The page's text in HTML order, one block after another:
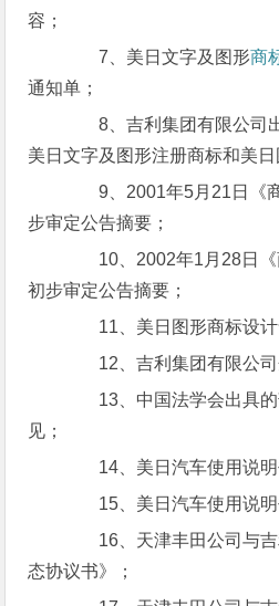
容；
7、美日文字及图形商
通知单；
8、吉利集团有限公司出
美日文字及图形注册商标和美日
9、2001年5月21日《商
步审定公告摘要；
10、2002年1月28日《
初步审定公告摘要；
11、美日图形商标设计
12、吉利集团有限公司
13、中国法学会出具的
见；
14、美日汽车使用说明
15、美日汽车使用说明
16、天津丰田公司与吉
态协议书》；